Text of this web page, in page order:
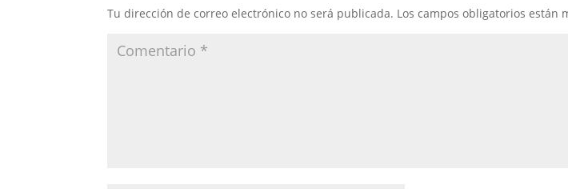
Tu dirección de correo electrónico no será publicada. Los campos obligatorios están